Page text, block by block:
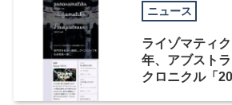
ニュース
ライゾマティ
年、アブスト
クロニクル「